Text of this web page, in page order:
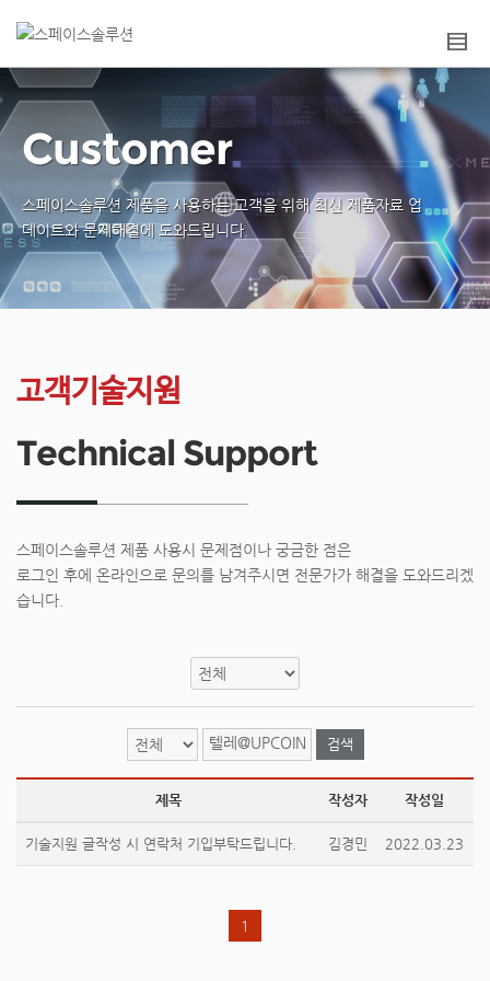
스페이스솔루션 제품을 사용하는 고객을 위해최신 제품자료 업
데이트와 문제해결에 도와드립니다.
Customer
고객기술지원
Technical Support
스페이스솔루션 제품 사용시 문제점이나 궁금한 점은
로그인 후에 온라인으로 문의를 남겨주시면 전문가가 해결을 도와드리겠
습니다.
검색
제목 작성자 작성일
기술지원 글작성 시 연락처 기입부탁드립니다. 김경민 2022.03.23
1